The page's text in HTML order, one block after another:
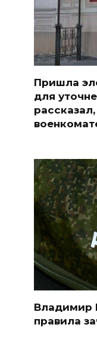
Пришла
для
Владимир
правила